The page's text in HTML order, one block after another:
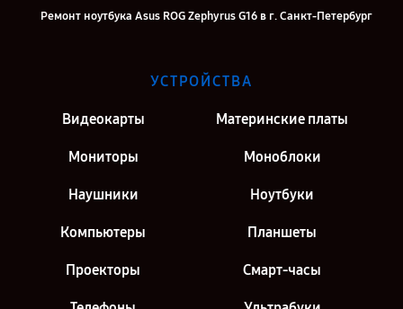
Ремонт ноутбука Asus ROG Zephyrus G16 в г. Санкт-Петербург
УСТРОЙСТВА
Видеокарты Материнские платы
Мониторы Моноблоки
Наушники Ноутбуки
Компьютеры Планшеты
Проекторы Смарт-часы